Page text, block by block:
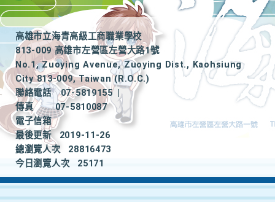
高雄市立海青高級工商職業學校
813-009 高雄市左營區左營大路1號
No.1, Zuoying Avenue, Zuoying Dist., Kaohsiung
City 813-009, Taiwan (R.O.C.)
聯絡電話
07-5819155
|
傳真
07-5810087
電子信箱
最後更新
2019-11-26
總瀏覽人次
28816473
今日瀏覽人次
25171